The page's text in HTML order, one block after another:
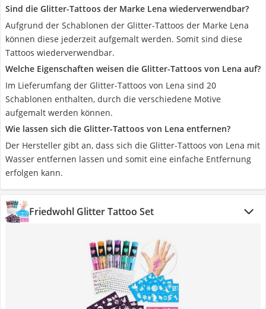
Sind die Glitter-Tattoos der Marke Lena wiederverwendbar?
Aufgrund der Schablonen der Glitter-Tattoos der Marke Lena
können diese jederzeit aufgemalt werden. Somit sind diese
Tattoos wiederverwendbar.
Welche Eigenschaften weisen die Glitter-Tattoos von Lena auf?
Im Lieferumfang der Glitter-Tattoos von Lena sind 20
Schablonen enthalten, durch die verschiedene Motive
aufgemalt werden können.
Wie lassen sich die Glitter-Tattoos von Lena entfernen?
Der Hersteller gibt an, dass sich die Glitter-Tattoos von Lena mit
Wasser entfernen lassen und somit eine einfache Entfernung
erfolgen kann.
Friedwohl Glitter Tattoo Set